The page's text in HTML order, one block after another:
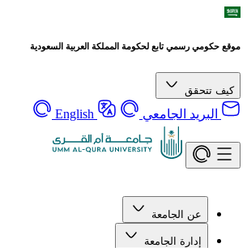
موقع حكومي رسمي تابع لحكومة المملكة العربية السعودية
كيف تتحقق
البريد الجامعي English
عن الجامعة
إدارة الجامعة